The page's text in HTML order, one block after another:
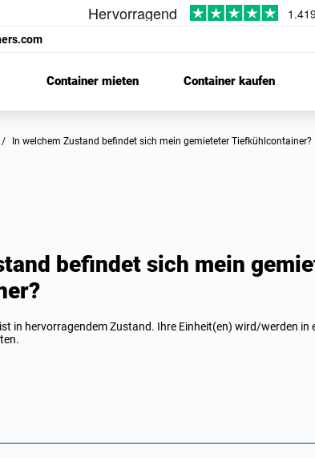
Container mieten Container kaufen
/ In welchem Zustand befindet sich mein gemieteter Tiefkühlcontainer?
befindet sich mein
in hervorragendem Zustand. Ihre Einheit(en) wird/werden in